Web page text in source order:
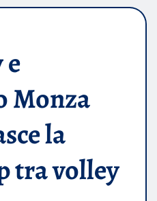
Monza
la
tra volley